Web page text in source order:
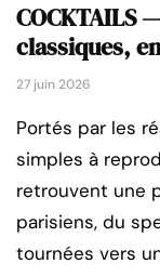
COCKTAILS
classiques,
27 juin 2026
Portés par les
simples à
retrouvent une
parisiens, du
tournées vers